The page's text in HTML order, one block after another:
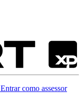
Entrar como assessor